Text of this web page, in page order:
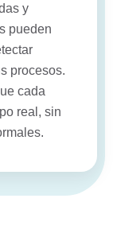
y
pueden
procesos.
cada
real, sin